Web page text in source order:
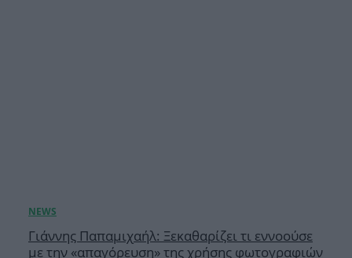
Γιάννης Παπαμιχαήλ: Ξεκαθαρίζει τι εννοούσε
με την «απαγόρευση» της χρήσης φωτογραφιών